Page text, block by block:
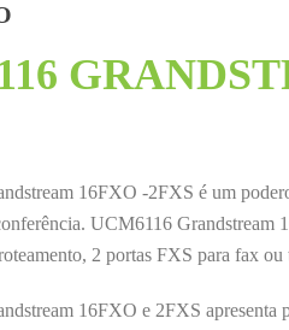
16FXO -2FXS é um
UCM6116
2 portas FXS para fax
16FXO e 2FXS apresenta